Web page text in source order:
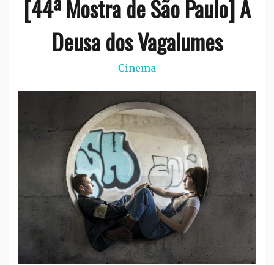
[44ª Mostra de São Paulo] A
Deusa dos Vagalumes
Cinema